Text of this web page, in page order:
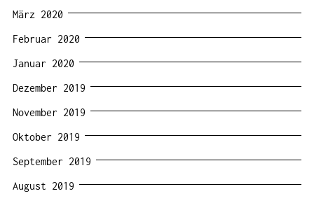
März 2020
Februar 2020
Januar 2020
Dezember 2019
November 2019
Oktober 2019
September 2019
August 2019